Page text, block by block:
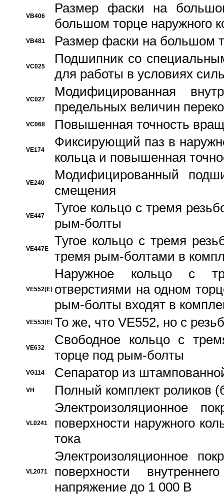
VB406
Размер фаски на
большом торце наружного
VB481 Размер фаски на большом
VC025
Подшипник со
для работы в условиях
VC027
Модифицированная
предельных величин
VC068 Повышенная точность
VE174
Фиксирующий паз в
кольца и повышенная
VE240
Модифицированный
смещения
VE447
Тугое кольцо с тремя
рым-болты
VE447E
Тугое кольцо с тремя
тремя рым-болтами в
VE552(E)
Наружное кольцо с
отверстиями на одном
рым-болты входят в
VE553(E) То же, что VE552, но с
VE632
Свободное кольцо с
торце под рым-болты
VG114 Сепаратор из
VH Полный комплект роликов
VL0241
Электроизоляционное
поверхности наружного
тока
VL2071
Электроизоляционное
поверхности
напряжение до 1 000 В